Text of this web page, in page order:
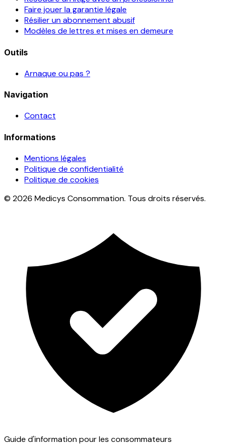
Faire jouer la garantie légale
Résilier un abonnement abusif
Modèles de lettres et mises en demeure
Outils
Arnaque ou pas ?
Navigation
Contact
Informations
Mentions légales
Politique de confidentialité
Politique de cookies
© 2026 Medicys Consommation. Tous droits réservés.
Guide d'information pour les consommateurs